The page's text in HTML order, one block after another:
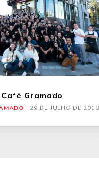
Gramado
| 29 DE JULHO DE 2018